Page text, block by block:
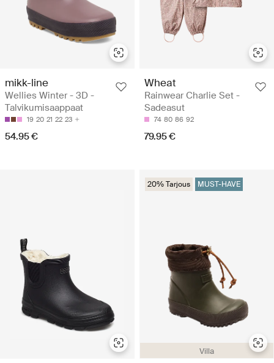
mikk-line
Wellies Winter - 3D -
Talvikumisaappaat
19 20 21 22 23
54.95 €
Wheat
Rainwear Charlie Set -
Sadeasut
74 80 86 92
79.95 €
Villa
20% Tarjous MUST-HAVE